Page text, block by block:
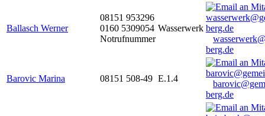
Ballasch Werner
08151 953296
0160 5309054
Notrufnummer
Wasserwerk
berg.de
Barovic Marina 08151 508-49 E.1.4
berg.de